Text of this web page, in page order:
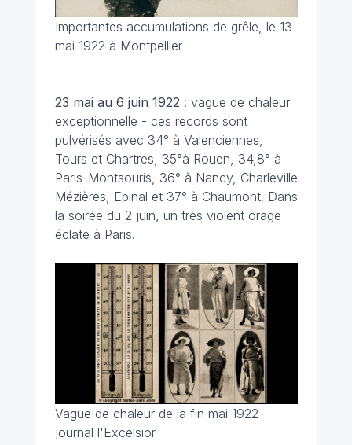
Importantes accumulations de grêle, le 13
mai 1922 à Montpellier
23 mai au 6 juin 1922 : vague de chaleur
exceptionnelle - ces records sont
pulvérisés avec 34° à Valenciennes,
Tours et Chartres, 35°à Rouen, 34,8° à
Paris-Montsouris, 36° à Nancy, Charleville
Mézières, Epinal et 37° à Chaumont. Dans
la soirée du 2 juin, un très violent orage
éclate à Paris.
Vague de chaleur de la fin mai 1922 -
journal l'Excelsior